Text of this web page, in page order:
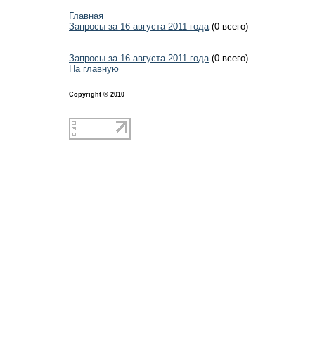
Главная
Запросы за 16 августа 2011 года(0 всего)
Запросы за 16 августа 2011 года(0 всего)
На главную
Copyright © 2010